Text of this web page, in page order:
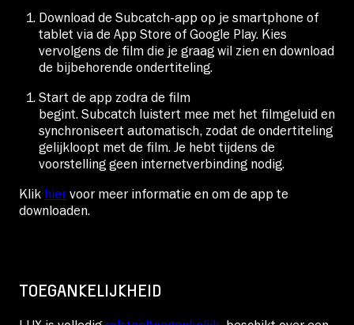
Download de Subcatch-app op je smartphone of
tablet via de App Store of Google Play. Kies
vervolgens de film die je graag wil zien en download
de bijbehorende ondertiteling.
Start de app zodra de film
begint. Subcatch luistert mee met het filmgeluid en
synchroniseert automatisch, zodat de ondertiteling
gelijkloopt met de film. Je hebt tijdens de
voorstelling geen internetverbinding nodig.
Klik hiervoor meer informatie en om de app te
downloaden.
TOEGANKELIJKHEID